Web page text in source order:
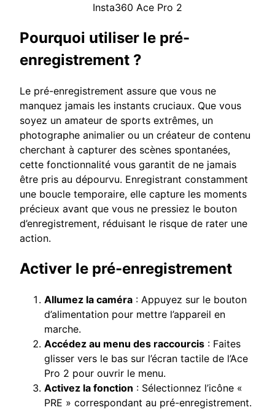
Insta360 Ace Pro 2
Pourquoi utiliser le pré-
enregistrement ?
Le pré-enregistrement assure que vous ne
manquez jamais les instants cruciaux. Que vous
soyez un amateur de sports extrêmes, un
photographe animalier ou un créateur de contenu
cherchant à capturer des scènes spontanées,
cette fonctionnalité vous garantit de ne jamais
être pris au dépourvu. Enregistrant constamment
une boucle temporaire, elle capture les moments
précieux avant que vous ne pressiez le bouton
d’enregistrement, réduisant le risque de rater une
action.
Activer le pré-enregistrement
Allumez la caméra : Appuyez sur le bouton
d’alimentation pour mettre l’appareil en
marche.
Accédez au menu des raccourcis : Faites
glisser vers le bas sur l’écran tactile de l’Ace
Pro 2 pour ouvrir le menu.
Activez la fonction : Sélectionnez l’icône «
PRE » correspondant au pré-enregistrement.